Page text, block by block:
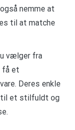
nemme at
til at matche
vælger fra
få et
Deres enkle
til et stilfuldt og